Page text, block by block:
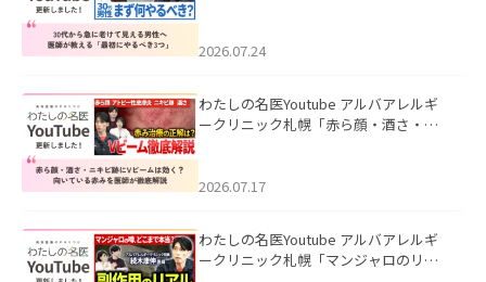
た。
2026.07.24
わたしの名医Youtube アルバアレルギ
ークリニック札幌「赤ら顔・酒さ・ニ
した。
2026.07.17
わたしの名医Youtube アルバアレルギ
ークリニック札幌「マンジャロのリア